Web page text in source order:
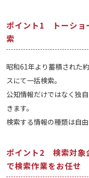
ポイント1 トーショ
索
昭和61年より蓄積された
スにて一括検索。
公知情報だけではなく独
きます。
検索する情報の種類は自
ポイント2 検索対象
で検索作業をお任せ